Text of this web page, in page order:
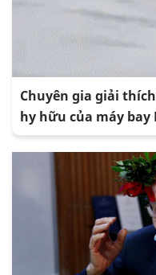
Chuyên gia giải
hy hữu của máy bay